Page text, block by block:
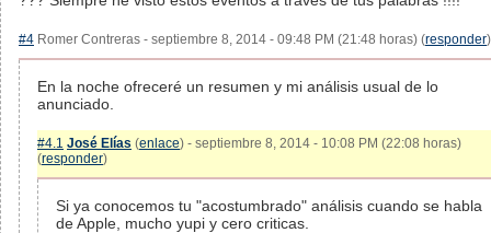
#4 Romer Contreras - septiembre 8, 2014 - 09:48 PM (21:48 horas) (responder)
En la noche ofreceré un resumen y mi análisis usual de lo
anunciado.
#4.1 José Elías (enlace) - septiembre 8, 2014 - 10:08 PM (22:08 horas)
(responder)
Si ya conocemos tu "acostumbrado" análisis cuando se habla
de Apple, mucho yupi y cero criticas.